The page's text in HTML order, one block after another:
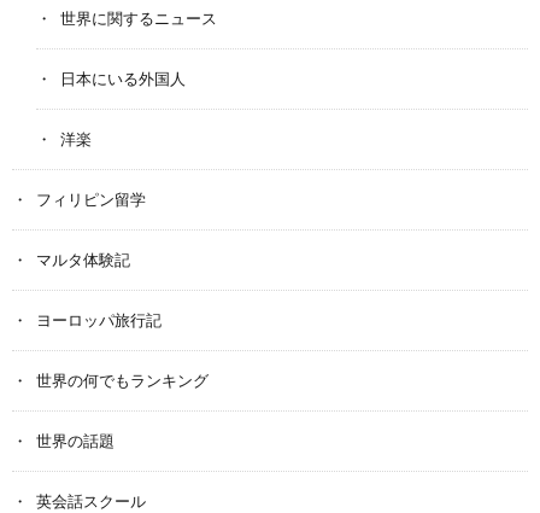
世界に関するニュース
日本にいる外国人
洋楽
フィリピン留学
マルタ体験記
ヨーロッパ旅行記
世界の何でもランキング
世界の話題
英会話スクール